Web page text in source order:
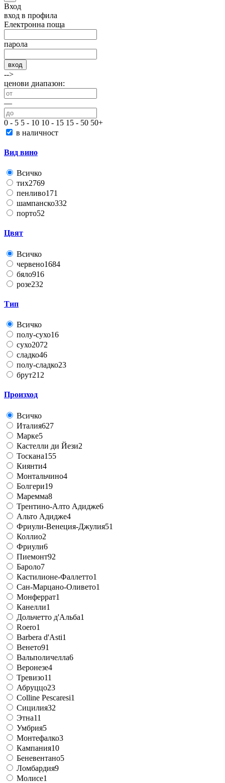
Вход
вход в профила
Електронна поща
парола
вход
-->
ценови диапазон:
—
0 - 5 5 - 10 10 - 15 15 - 50 50+
в наличност
Вид вино
Всичко
тих2769
пенливо171
шампанско332
порто52
Цвят
Всичко
червено1684
бяло916
розе232
Тип
Всичко
полу-сухо16
сухо2072
сладко46
полу-сладко23
брут212
Произход
Всичко
Италия627
Марке5
Кастелли ди Йези2
Тоскана155
Киянти4
Монтальчино4
Болгери19
Маремма8
Трентино-Алто Адидже6
Альто Адидже4
Фриули-Венеция-Джулия51
Коллио2
Фриули6
Пиемонт92
Бароло7
Кастилионе-Фаллетто1
Сан-Марцано-Оливето1
Монферрат1
Канелли1
Дольчетто д'Альба1
Roero1
Barbera d'Asti1
Венето91
Вальполичелла6
Веронезе4
Тревизо11
Абруццо23
Colline Pescaresi1
Сицилия32
Этна11
Умбрия5
Монтефалко3
Кампания10
Беневентано5
Ломбардия9
Молисе1